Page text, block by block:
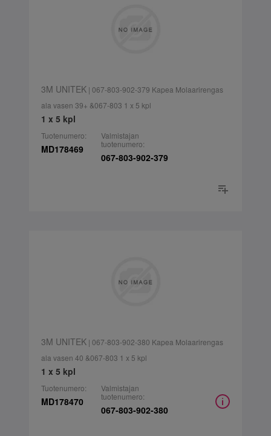
3M UNITEK| 067-803-902-379 Kapea Molaarirengas
ala vasen 39+ &067-803 1 x 5 kpl
1 x 5 kpl
Tuotenumero:
MD178469
Valmistajan
tuotenumero:
067-803-902-379
3M UNITEK| 067-803-902-380 Kapea Molaarirengas
ala vasen 40 &067-803 1 x 5 kpl
1 x 5 kpl
Tuotenumero:
MD178470
Valmistajan
tuotenumero:
067-803-902-380